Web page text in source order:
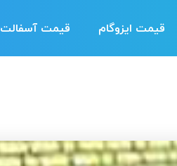
قیمت ایزوگام قیمت آسفالت